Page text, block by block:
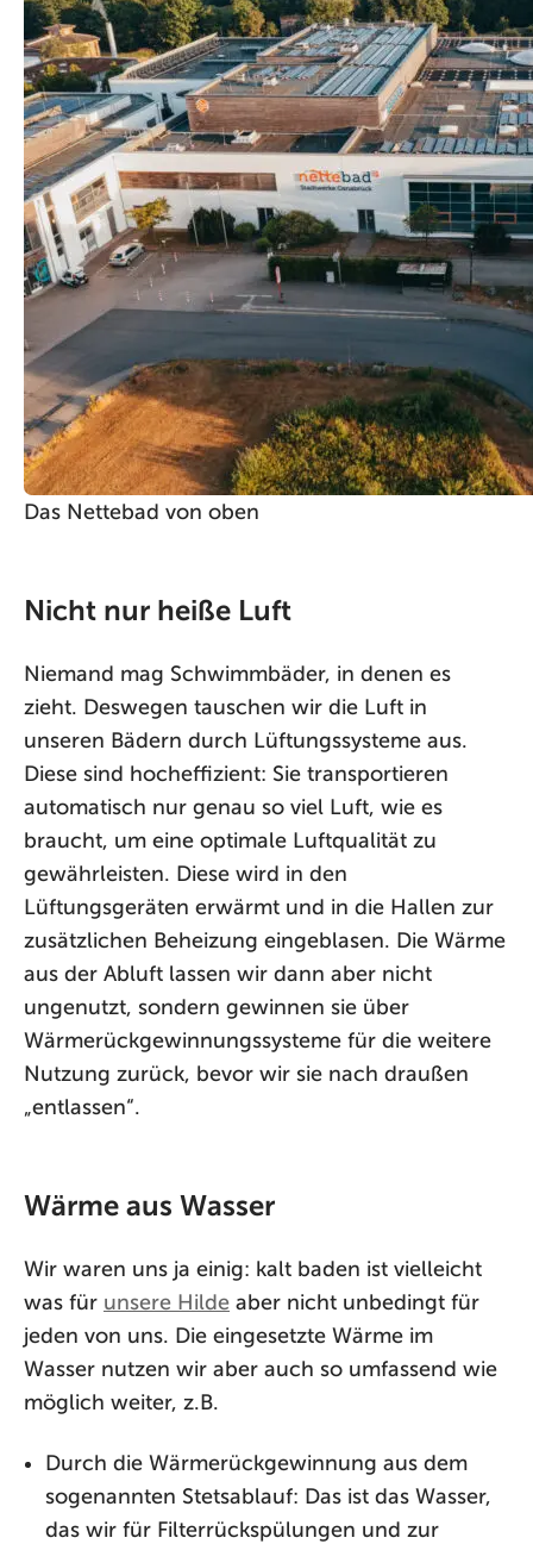
Das Nettebad von oben
Nicht nur heiße Luft
Niemand mag Schwimmbäder, in denen es
zieht. Deswegen tauschen wir die Luft in
unseren Bädern durch Lüftungssysteme aus.
Diese sind hocheffizient: Sie transportieren
automatisch nur genau so viel Luft, wie es
braucht, um eine optimale Luftqualität zu
gewährleisten. Diese wird in den
Lüftungsgeräten erwärmt und in die Hallen zur
zusätzlichen Beheizung eingeblasen. Die Wärme
aus der Abluft lassen wir dann aber nicht
ungenutzt, sondern gewinnen sie über
Wärmerückgewinnungssysteme für die weitere
Nutzung zurück, bevor wir sie nach draußen
„entlassen“.
Wärme aus Wasser
Wir waren uns ja einig: kalt baden ist vielleicht
was für unsere Hilde aber nicht unbedingt für
jeden von uns. Die eingesetzte Wärme im
Wasser nutzen wir aber auch so umfassend wie
möglich weiter, z.B.
Durch die Wärmerückgewinnung aus dem
sogenannten Stetsablauf: Das ist das Wasser,
das wir für Filterrückspülungen und zur